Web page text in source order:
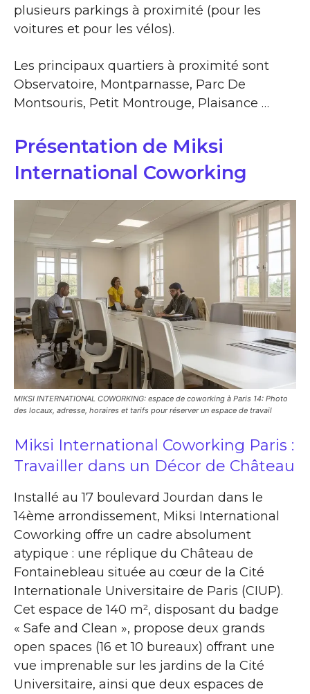
plusieurs parkings à proximité (pour les
voitures et pour les vélos).
Les principaux quartiers à proximité sont
Observatoire, Montparnasse, Parc De
Montsouris, Petit Montrouge, Plaisance …
Présentation de Miksi
International Coworking
MIKSI INTERNATIONAL COWORKING: espace de coworking à Paris 14: Photo
des locaux, adresse, horaires et tarifs pour réserver un espace de travail
Miksi International Coworking Paris :
Travailler dans un Décor de Château
Installé au 17 boulevard Jourdan dans le
14ème arrondissement, Miksi International
Coworking offre un cadre absolument
atypique : une réplique du Château de
Fontainebleau située au cœur de la Cité
Internationale Universitaire de Paris (CIUP).
Cet espace de 140 m², disposant du badge
« Safe and Clean », propose deux grands
open spaces (16 et 10 bureaux) offrant une
vue imprenable sur les jardins de la Cité
Universitaire, ainsi que deux espaces de